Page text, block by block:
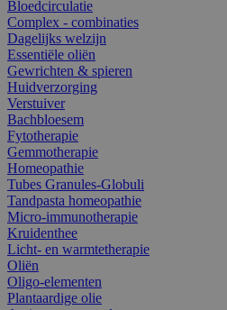
Bloedcirculatie
Complex - combinaties
Dagelijks welzijn
Essentiële oliën
Gewrichten & spieren
Huidverzorging
Verstuiver
Bachbloesem
Fytotherapie
Gemmotherapie
Homeopathie
Tubes Granules-Globuli
Tandpasta homeopathie
Micro-immunotherapie
Kruidenthee
Licht- en warmtetherapie
Oliën
Oligo-elementen
Plantaardige olie